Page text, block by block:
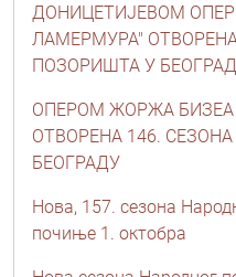
ДОНИЦЕТИЈЕВОМ
ЛАМЕРМУРА"
ПОЗОРИШТА У
ОПЕРОМ ЖОРЖА БИЗЕА
ОТВОРЕНА 146.
БЕОГРАДУ
Нова, 157. сезона
почиње 1. октобра